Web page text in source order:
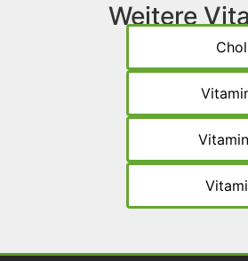
Weitere